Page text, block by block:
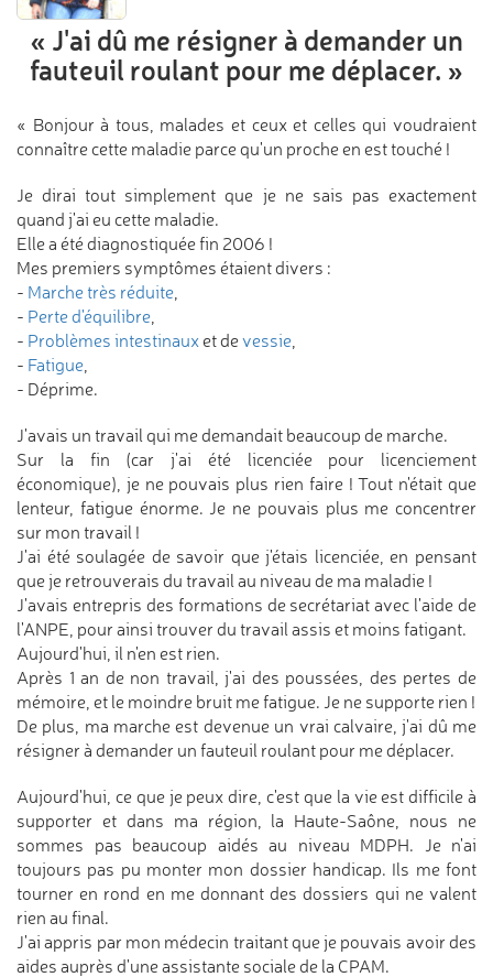
« J'ai dû me résigner à demander un
fauteuil roulantpour me déplacer. »
« Bonjour à tous, malades et ceux et celles qui voudraient
connaître cette maladie parce qu'un proche en est touché !
Je dirai tout simplement que je ne sais pas exactement
quand j'ai eu cette maladie.
Elle a été diagnostiquée fin 2006 !
Mes premiers symptômes étaient divers :
- Marche très réduite,
- Perte d'équilibre,
- Problèmes intestinauxet devessie,
- Fatigue,
- Déprime.
J'avais un travail qui me demandait beaucoup de marche.
Sur la fin (car j'ai été licenciée pour licenciement
économique), je ne pouvais plus rien faire ! Tout n'était que
lenteur, fatigue énorme. Je ne pouvais plus me concentrer
sur mon travail !
J'ai été soulagée de savoir que j'étais licenciée, en pensant
que je retrouverais du travail au niveau de ma maladie !
J'avais entrepris des formations de secrétariat avec l'aide de
l'ANPE, pour ainsi trouver du travail assis et moins fatigant.
Aujourd'hui, il n'en est rien.
Après 1 an de non travail, j'ai des poussées, des pertes de
mémoire, et le moindre bruit me fatigue. Je ne supporte rien !
De plus, ma marche est devenue un vrai calvaire, j'ai dû me
résigner à demander un fauteuil roulant pour me déplacer.
Aujourd'hui, ce que je peux dire, c'est que la vie est difficile à
supporter et dans ma région, la Haute-Saône, nous ne
sommes pas beaucoup aidés au niveau MDPH. Je n'ai
toujours pas pu monter mon dossier handicap. Ils me font
tourner en rond en me donnant des dossiers qui ne valent
rien au final.
J'ai appris par mon médecin traitant que je pouvais avoir des
aides auprès d'une assistante sociale de la CPAM.